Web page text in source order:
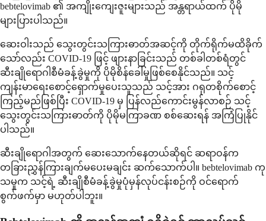
bebtelovimab ၏ အကျိုးကျေးဇူးများသည် အန္တရာယ်ထက် ပိုမို
များပြားပါသည်။
ဆေးဝါးသည် သွေးတွင်းသကြားဓာတ်အဆင့်ကို တိုက်ရိုက်မထိခိုက်
သော်လည်း COVID-19 ဖြင့် ဖျားနာခြင်းသည် တစ်ခါတစ်ရံတွင်
ဆီးချိုရောဂါစီမံခန့်ခွဲမှုကို ပိုမိုစိန်ခေါ်မှုဖြစ်စေနိုင်သည်။ သင့်
ကျန်းမာရေးစောင့်ရှောက်မှုပေးသူသည် သင့်အား ဂရုတစိုက်စောင့်
ကြည့်မည်ဖြစ်ပြီး COVID-19 မှ ပြန်လည်ကောင်းမွန်လာစဉ် သင့်
သွေးတွင်းသကြားဓာတ်ကို ပိုမိုမကြာခဏ စစ်ဆေးရန် အကြံပြုနိုင်
ပါသည်။
ဆီးချိုရောဂါအတွက် ဆေးသောက်နေတယ်ဆိုရင် ဆရာဝန်က
တခြားညွှန်ကြားချက်မပေးမချင်း ဆက်သောက်ပါ။ bebtelovimab ကု
သမှုက သင့်ရဲ့ ဆီးချိုစီမံခန့်ခွဲမှုပုံမှန်လုပ်ငန်းစဉ်ကို ဝင်ရောက်
စွက်ဖက်မှာ မဟုတ်ပါဘူး။